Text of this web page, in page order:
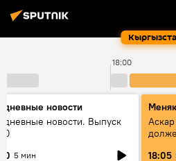
18:00
новости
новости. Выпуск
5 мин
18:05